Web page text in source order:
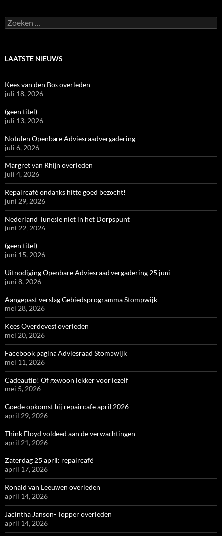
Zoeken
naar:
LAATSTE NIEUWS
Kees van den Bos overleden
juli 18, 2026
(geen titel)
juli 13, 2026
Notulen Openbare Adviesraadvergadering
juli 6, 2026
Margret van Rhijn overleden
juli 4, 2026
Repaircafé ondanks hitte goed bezocht!
juni 29, 2026
Nederland Tunesië niet in het Dorpspunt
juni 22, 2026
(geen titel)
juni 15, 2026
Uitnodiging Openbare Adviesraad vergadering 25 juni
juni 8, 2026
Aangepast verslag Gebiedsprogramma Stompwijk
mei 28, 2026
Kees Overdevest overleden
mei 20, 2026
Facebook pagina Adviesraad Stompwijk
mei 11, 2026
Cadeautip! Of gewoon lekker voor jezelf
mei 5, 2026
Goede opkomst bij repaircafe april 2026
april 29, 2026
Think Floyd voldeed aan de verwachtingen
april 21, 2026
Zaterdag 25 april: repaircafé
april 17, 2026
Ronald van Leeuwen overleden
april 14, 2026
Jacintha Janson- Topper overleden
april 14, 2026